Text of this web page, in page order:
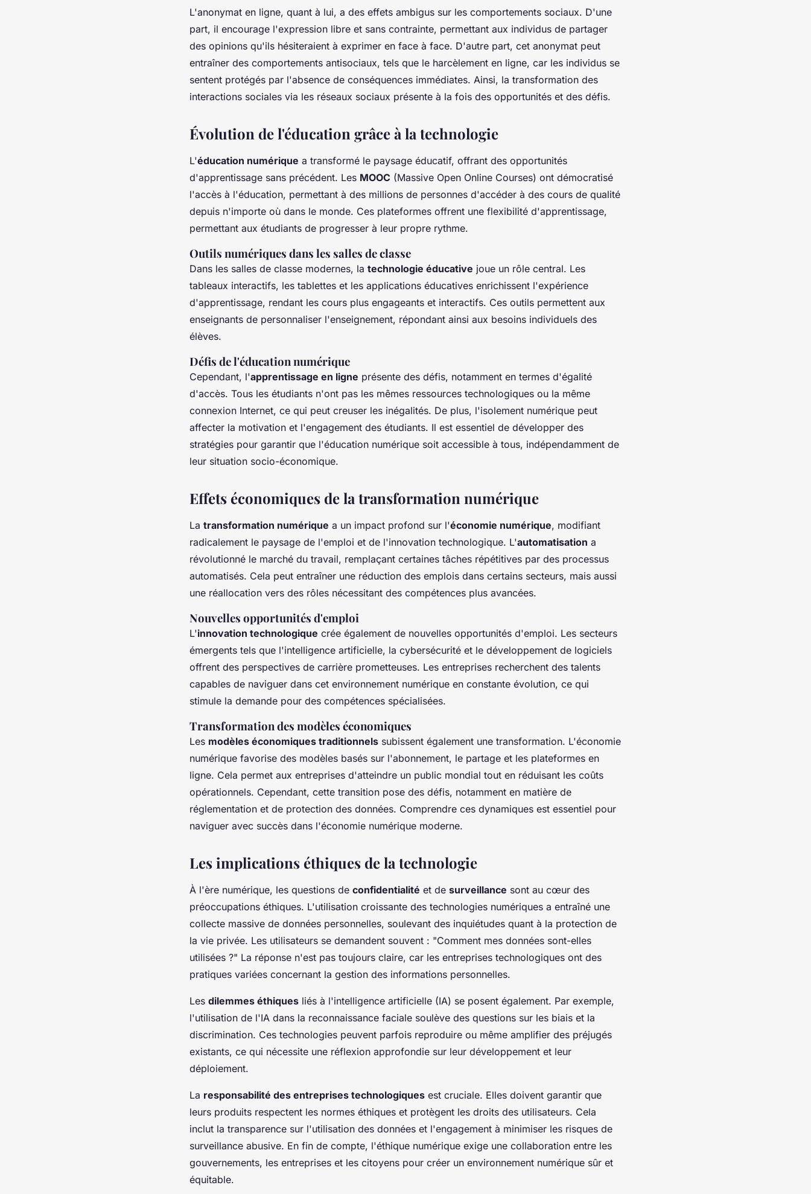
L'anonymat en ligne, quant à lui, a des effets ambigus sur les comportements sociaux. D'une
part, il encourage l'expression libre et sans contrainte, permettant aux individus de partager
des opinions qu'ils hésiteraient à exprimer en face à face. D'autre part, cet anonymat peut
entraîner des comportements antisociaux, tels que le harcèlement en ligne, car les individus se
sentent protégés par l'absence de conséquences immédiates. Ainsi, la transformation des
interactions sociales via les réseaux sociaux présente à la fois des opportunités et des défis.
Évolution de l'éducation grâce à la technologie
L'éducation numérique a transformé le paysage éducatif, offrant des opportunités
d'apprentissage sans précédent. Les MOOC (Massive Open Online Courses) ont démocratisé
l'accès à l'éducation, permettant à des millions de personnes d'accéder à des cours de qualité
depuis n'importe où dans le monde. Ces plateformes offrent une flexibilité d'apprentissage,
permettant aux étudiants de progresser à leur propre rythme.
Outils numériques dans les salles de classe
Dans les salles de classe modernes, la technologie éducative joue un rôle central. Les
tableaux interactifs, les tablettes et les applications éducatives enrichissent l'expérience
d'apprentissage, rendant les cours plus engageants et interactifs. Ces outils permettent aux
enseignants de personnaliser l'enseignement, répondant ainsi aux besoins individuels des
élèves.
Défis de l'éducation numérique
Cependant, l'apprentissage en ligne présente des défis, notamment en termes d'égalité
d'accès. Tous les étudiants n'ont pas les mêmes ressources technologiques ou la même
connexion Internet, ce qui peut creuser les inégalités. De plus, l'isolement numérique peut
affecter la motivation et l'engagement des étudiants. Il est essentiel de développer des
stratégies pour garantir que l'éducation numérique soit accessible à tous, indépendamment de
leur situation socio-économique.
Effets économiques de la transformation numérique
La transformation numérique a un impact profond sur l'économie numérique, modifiant
radicalement le paysage de l'emploi et de l'innovation technologique. L'automatisation a
révolutionné le marché du travail, remplaçant certaines tâches répétitives par des processus
automatisés. Cela peut entraîner une réduction des emplois dans certains secteurs, mais aussi
une réallocation vers des rôles nécessitant des compétences plus avancées.
Nouvelles opportunités d'emploi
L'innovation technologique crée également de nouvelles opportunités d'emploi. Les secteurs
émergents tels que l'intelligence artificielle, la cybersécurité et le développement de logiciels
offrent des perspectives de carrière prometteuses. Les entreprises recherchent des talents
capables de naviguer dans cet environnement numérique en constante évolution, ce qui
stimule la demande pour des compétences spécialisées.
Transformation des modèles économiques
Les modèles économiques traditionnels subissent également une transformation. L'économie
numérique favorise des modèles basés sur l'abonnement, le partage et les plateformes en
ligne. Cela permet aux entreprises d'atteindre un public mondial tout en réduisant les coûts
opérationnels. Cependant, cette transition pose des défis, notamment en matière de
réglementation et de protection des données. Comprendre ces dynamiques est essentiel pour
naviguer avec succès dans l'économie numérique moderne.
Les implications éthiques de la technologie
À l'ère numérique, les questions de confidentialité et de surveillance sont au cœur des
préoccupations éthiques. L'utilisation croissante des technologies numériques a entraîné une
collecte massive de données personnelles, soulevant des inquiétudes quant à la protection de
la vie privée. Les utilisateurs se demandent souvent : "Comment mes données sont-elles
utilisées ?" La réponse n'est pas toujours claire, car les entreprises technologiques ont des
pratiques variées concernant la gestion des informations personnelles.
Les dilemmes éthiques liés à l'intelligence artificielle (IA) se posent également. Par exemple,
l'utilisation de l'IA dans la reconnaissance faciale soulève des questions sur les biais et la
discrimination. Ces technologies peuvent parfois reproduire ou même amplifier des préjugés
existants, ce qui nécessite une réflexion approfondie sur leur développement et leur
déploiement.
La responsabilité des entreprises technologiques est cruciale. Elles doivent garantir que
leurs produits respectent les normes éthiques et protègent les droits des utilisateurs. Cela
inclut la transparence sur l'utilisation des données et l'engagement à minimiser les risques de
surveillance abusive. En fin de compte, l'éthique numérique exige une collaboration entre les
gouvernements, les entreprises et les citoyens pour créer un environnement numérique sûr et
équitable.